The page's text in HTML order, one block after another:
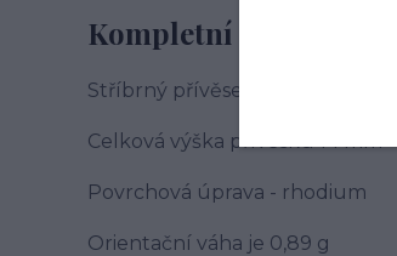
Kompletní specifikace
Stříbrný přívěsek zdobí zirkon
Celková výška přívěsku 14 mm
Povrchová úprava - rhodium
Orientační váha je 0,89 g